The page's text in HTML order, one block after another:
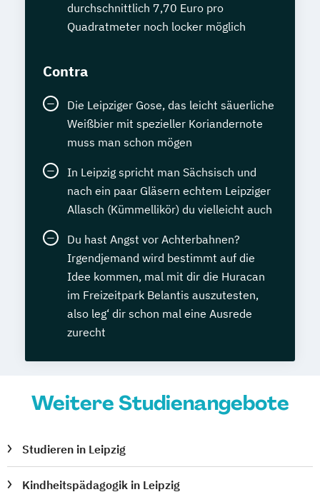
durchschnittlich 7,70 Euro pro
Quadratmeter noch locker möglich
Contra
Die Leipziger Gose, das leicht säuerliche
Weißbier mit spezieller Koriandernote
muss man schon mögen
In Leipzig spricht man Sächsisch und
nach ein paar Gläsern echtem Leipziger
Allasch (Kümmellikör) du vielleicht auch
Du hast Angst vor Achterbahnen?
Irgendjemand wird bestimmt auf die
Idee kommen, mal mit dir die Huracan
im Freizeitpark Belantis auszutesten,
also leg‘ dir schon mal eine Ausrede
zurecht
Weitere Studienangebote
Studieren in Leipzig
Kindheitspädagogik in Leipzig